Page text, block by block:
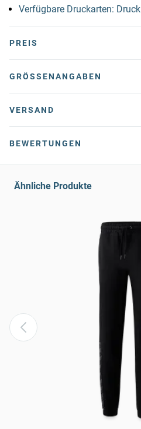
Verfügbare Druckarten: Druck
PREIS
GRÖSSENANGABEN
VERSAND
BEWERTUNGEN
Ähnliche Produkte